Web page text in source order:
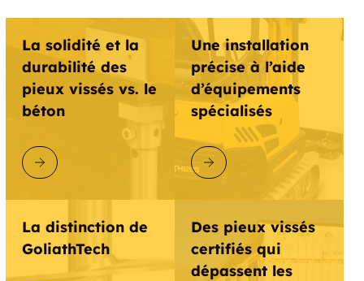
La solidité et la
durabilité des
pieux vissés vs. le
béton
DÉCOUVRIR GOLIATHTECH
Une installation
précise à l’aide
d’équipements
spécialisés
DÉCOUVRIR GOLIATHTECH
La distinction de
GoliathTech
Des pieux vissés
certifiés qui
dépassent les